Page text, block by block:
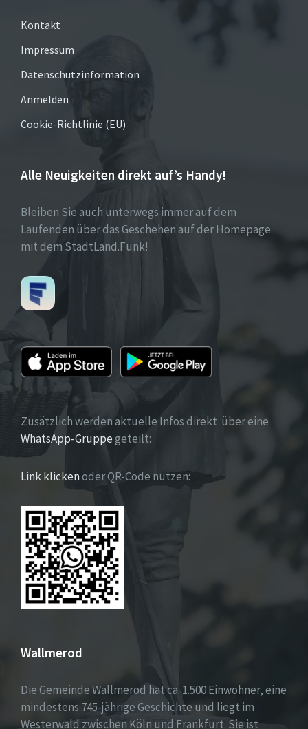
Kontakt
Impressum
Datenschutzinformation
Anmelden
Cookie-Richtlinie (EU)
Alle Neuigkeiten direkt auf’s Handy!
Bleiben Sie auch unterwegs immer auf dem
Laufenden über das Geschehen auf der Homepage
mit dem StadtLand.Funk!
Zusätzlich werden aktuelle Infos direkt über eine
WhatsApp-Gruppegeteilt:
Link klickenoder QR-Code nutzen:
Wallmerod
Die Gemeinde Wallmerod hat ca. 1.500 Einwohner, eine
mindestens 745-jährige Geschichte und liegt im
Westerwald zwischen Köln und Frankfurt. Sie ist